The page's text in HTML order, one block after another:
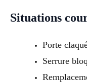
Situations
Porte
Serrure